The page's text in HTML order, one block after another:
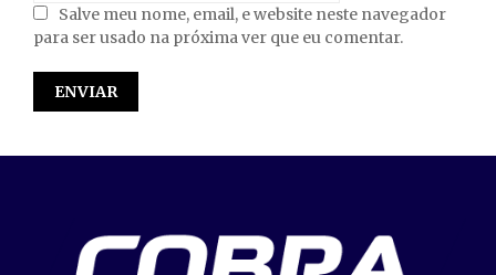
Salve meu nome, email, e website neste navegador
para ser usado na próxima ver que eu comentar.